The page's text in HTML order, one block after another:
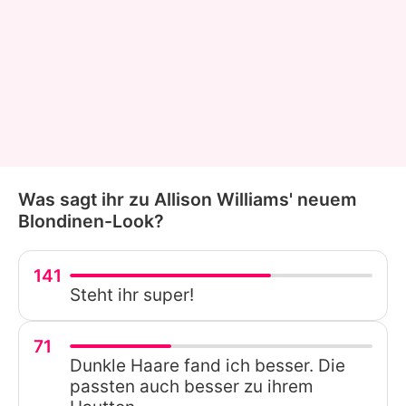
Was sagt ihr zu Allison Williams' neuem
Blondinen-Look?
141
Steht ihr super!
71
Dunkle Haare fand ich besser. Die
passten auch besser zu ihrem